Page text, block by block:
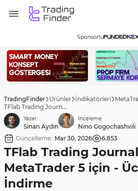
Sponsorlu
TradingFinder Ürünler İndikatörleri
TFlab Trading Journal Uygulaması MetaTrader 5 için - Ücretsiz İndirme
Yazar:
Sinan Aydın
İnceleme:
Nino Gogochashvili
Güncelleme: Mar 30, 2026 6.853
TFlab Trading
MetaTrader 5 için -
İndirme